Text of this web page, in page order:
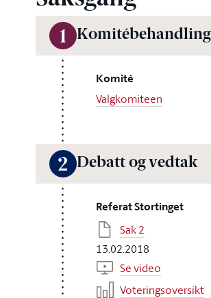
1 Komitébehandling
Komité
Valgkomiteen
2 Debatt og vedtak
Referat Stortinget
Sak 2
13.02.2018
Se video
Voteringsoversikt